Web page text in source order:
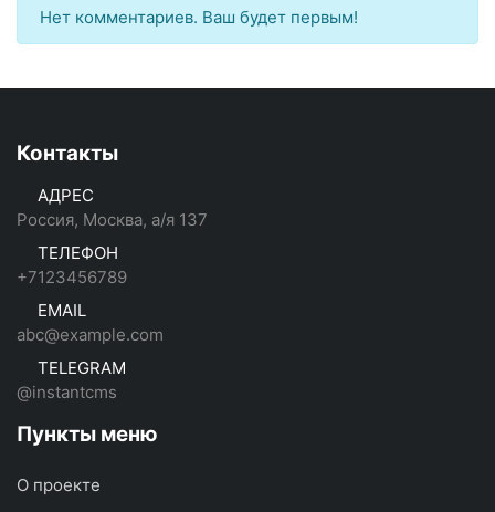
Нет комментариев. Ваш будет первым!
Контакты
АДРЕС
Россия, Москва, а/я 137
ТЕЛЕФОН
+7123456789
EMAIL
abc@example.com
TELEGRAM
@instantcms
Пункты меню
О проекте